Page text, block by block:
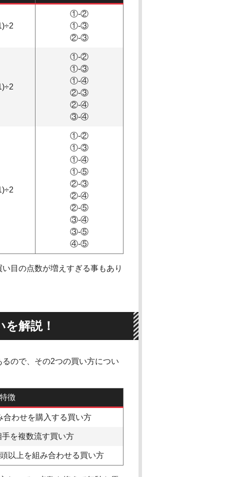
①-②
①-③
②-③
①-②
①-③
①-④
②-③
②-④
③-④
①-②
①-③
①-④
①-⑤
②-③
②-④
②-⑤
③-④
③-⑤
④-⑤
目の点数が増えすぎる事もあり
解説！
ので、その2つの買い方につい
特徴
合わせを購入する買い方
を複数流す買い方
以上を組み合わせる買い方